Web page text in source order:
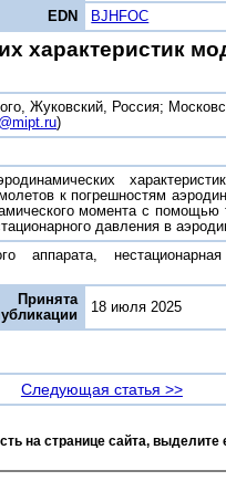
EDN
BJHFOC
характеристик
Жуковский, Россия;
)
к погрешностям
момента с помощью
давления в
аппарата,
Принята
18 июля 2025
Следующая статья >>
на странице сайта, выделите